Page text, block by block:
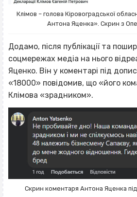
Клімов – голова Кіровоградської
Антона Яценка». Скрин з
Додамо, після публікації та
соцмережах медіа на нього
Яценко. Він у коментарі під
«18000» повідомив, що «його
Клімова «зрадником».
Скрин коментаря Антона Яценка